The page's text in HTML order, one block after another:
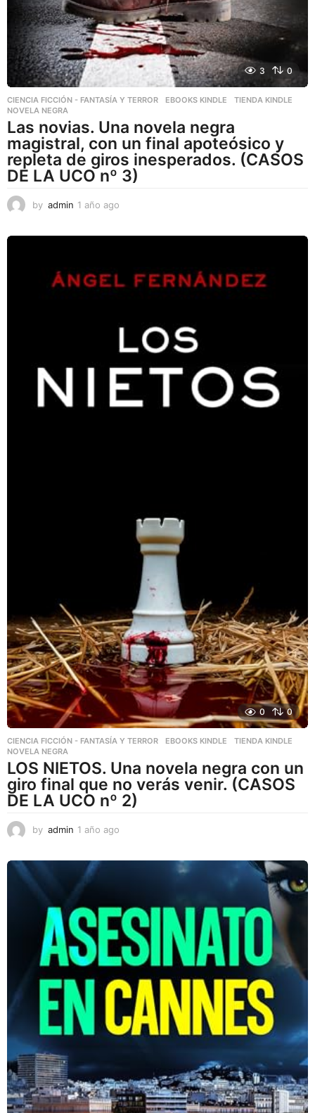
3 0
CIENCIA FICCIÓN - FANTASÍA Y TERROR ,EBOOKS KINDLE ,TIENDA KINDLE
NOVELA NEGRA
Las novias. Una novela negra
magistral, con un final apoteósico y
repleta de giros inesperados. (CASOS
DE LA UCO nº 3)
by admin 1 año ago
o
0 0
CIENCIA FICCIÓN - FANTASÍA Y TERROR ,EBOOKS KINDLE ,TIENDA KINDLE
NOVELA NEGRA
LOS NIETOS. Una novela negra con un
giro final que no verás venir. (CASOS
DE LA UCO nº 2)
by admin 1 año ago
o